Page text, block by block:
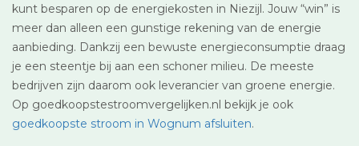
kunt besparen op de energiekosten in Niezijl. Jouw “win” is
meer dan alleen een gunstige rekening van de energie
aanbieding. Dankzij een bewuste energieconsumptie draag
je een steentje bij aan een schoner milieu. De meeste
bedrijven zijn daarom ook leverancier van groene energie.
Op goedkoopstestroomvergelijken.nl bekijk je ook
goedkoopste stroom in Wognum afsluiten.